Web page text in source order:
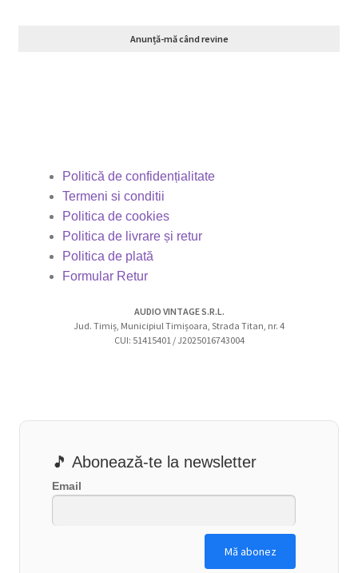
Anunță-mă când revine
Politică de confidențialitate
Termeni si conditii
Politica de cookies
Politica de livrare și retur
Politica de plată
Formular Retur
AUDIO VINTAGE S.R.L.
Jud. Timiș, Municipiul Timișoara, Strada Titan, nr. 4
CUI: 51415401 / J2025016743004
🎵 Abonează-te la newsletter
Email